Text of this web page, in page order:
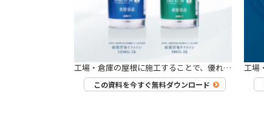
工場・倉庫の屋根に施工することで、優れた遮熱性、耐候性を発揮するシリコン塗料「超低汚染リファイン500Si-IR」の性能がわかるパンフレットです。 屋根表面温度の比較・サーモグラフィーによる比較など、事例を元にご紹介します。
この資料を今すぐ無料ダウンロード